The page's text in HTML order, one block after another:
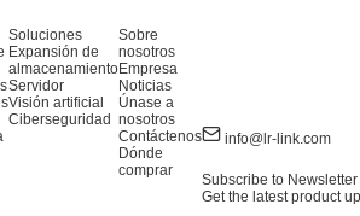
Soluciones
Expansión de
almacenamiento
Servidor
Visión artificial
Ciberseguridad
Sobre
nosotros
Empresa
Noticias
Únase a
nosotros
Contáctenos
Dónde
comprar
info@lr-link.com
Subscribe to Newsletter
Get the latest product